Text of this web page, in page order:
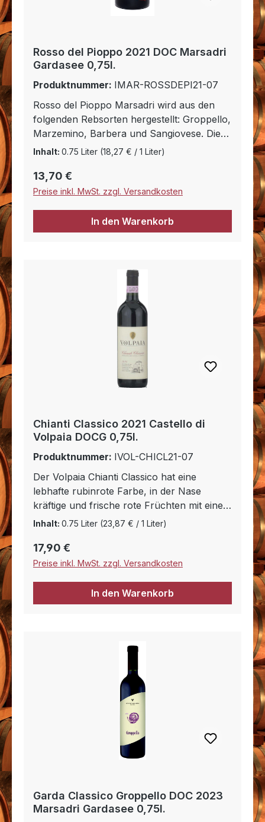
anschließend filtriert. So erhalten wir einen
so eine Wiedergärung auslöst, die die
beiden Identitäten (Wein und Sirup)
vermischt. Die Fermentation wird bei etwa
14 % Alkoholgehalt angehalten, mit einem
zuckerhaltigen Rückstand, der Anmut
verspricht
Rosso del Pioppo 2021 DOC Marsadri
Gardasee 0,75l.
Produktnummer: IMAR-ROSSDEPI21-07
Rosso del Pioppo Marsadri wird aus den
folgenden Rebsorten hergestellt: Groppello,
Marzemino, Barbera und Sangiovese. Die
Trauben werden ähnlich dem Amarone erst
gekeltert. Der Geschmack ist Gehaltvoll,
weich und ungemein ausgelichen. Er hat
sehr stark an Waldbeeren. Er begleitet vor
allem Fleischgerichte vom Wild, typische
Inhalt: 0.75 Liter (18,27 € / 1 Liter)
Regulärer Preis:
13,70 €
Preise inkl. MwSt. zzgl. Versandkosten
In den Warenkorb
Chianti Classico 2021 Castello di
Volpaia DOCG 0,75l.
Produktnummer: IVOL-CHICL21-07
Der Volpaia Chianti Classico hat eine
lebhafte rubinrote Farbe, in der Nase
kräftige und frische rote Früchten mit einem
Hauch von Kirsche. Dies ist ein gut
Abgang.
Inhalt: 0.75 Liter (23,87 € / 1 Liter)
Regulärer Preis:
17,90 €
Preise inkl. MwSt. zzgl. Versandkosten
In den Warenkorb
Garda Classico Groppello DOC 2023
Marsadri Gardasee 0,75l.